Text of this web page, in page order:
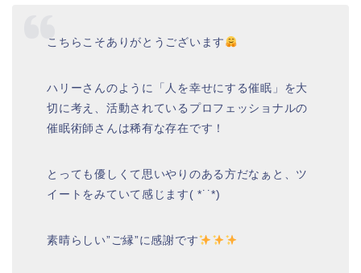
こちらこそありがとうございます
ハリーさんのように「人を幸せにする催眠」を大
切に考え、活動されているプロフェッショナルの
催眠術師さんは稀有な存在です！
とっても優しくて思いやりのある方だなぁと、ツ
イートをみていて感じます( *˙˙*)
素晴らしい”ご縁”に感謝です